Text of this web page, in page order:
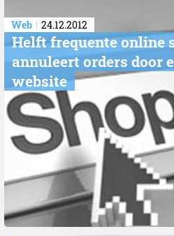
Web 24.12.2012
Helft frequente online
annuleert orders door
website